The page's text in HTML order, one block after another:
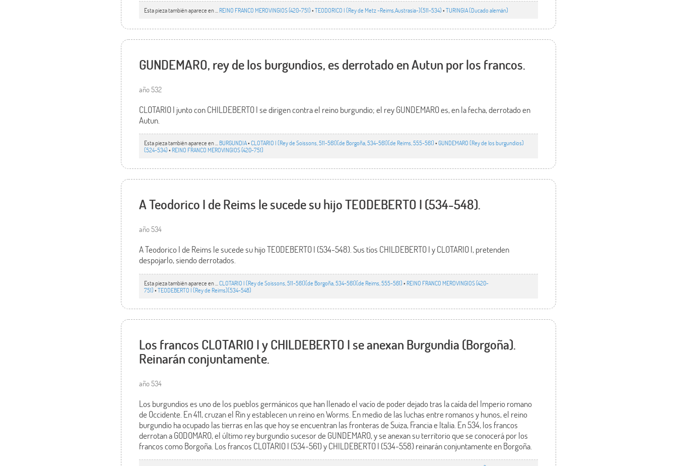
Esta pieza también aparece en ... REINO FRANCO MEROVINGIOS (420-751)•TEODORICO I (Rey de Metz -Reims,Austrasia-)(511-534)•TURINGIA (Ducado alemán)
GUNDEMARO, rey de los burgundios, es derrotado en Autun por los francos.
año 532
CLOTARIO I junto con CHILDEBERTO I se dirigen contra el reino burgundio; el rey GUNDEMARO es, en la fecha, derrotado en
Autun.
Esta pieza también aparece en ...BURGUNDIA•CLOTARIO I (Rey de Soissons, 511-561)(de Borgoña, 534-561)(de Reims, 555-561)•GUNDEMARO (Rey de los burgundios)
(524-534)• REINO FRANCO MEROVINGIOS (420-751)
A Teodorico I de Reims le sucede su hijo TEODEBERTO I (534-548).
año 534
A Teodorico I de Reims le sucede su hijo TEODEBERTO I (534-548). Sus tíos CHILDEBERTO I y CLOTARIO I, pretenden
despojarlo, siendo derrotados.
Esta pieza también aparece en ...CLOTARIO I (Rey de Soissons, 511-561)(de Borgoña, 534-561)(de Reims, 555-561)• REINO FRANCO MEROVINGIOS (420-
751)•TEODEBERTO I (Rey de Reims)(534-548)
Los francos CLOTARIO I y CHILDEBERTO I se anexan Burgundia (Borgoña).
Reinarán conjuntamente.
año 534
Los burgundios es uno de los pueblos germánicos que han llenado el vacío de poder dejado tras la caída del Imperio romano
de Occidente. En 411, cruzan el Rin y establecen un reino en Worms. En medio de las luchas entre romanos y hunos, el reino
burgundio ha ocupado las tierras en las que hoy se encuentran las fronteras de Suiza, Francia e Italia. En 534, los francos
derrotan a GODOMARO, el último rey burgundio sucesor de GUNDEMARO, y se anexan su territorio que se conocerá por los
francos como Borgoña. Los francos CLOTARIO I (534-561) y CHILDEBERTO I (534-558) reinarán conjuntamente en Borgoña.